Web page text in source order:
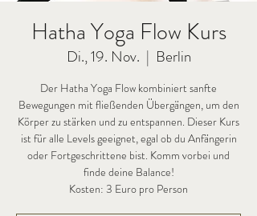
Hatha Yoga Flow Kurs
Di., 19. Nov.
  |
Berlin
Der Hatha Yoga Flow kombiniert sanfte
Bewegungen mit fließenden Übergängen, um den
Körper zu stärken und zu entspannen. Dieser Kurs
ist für alle Levels geeignet, egal ob du Anfängerin
oder Fortgeschrittene bist. Komm vorbei und
finde deine Balance!
Kosten: 3 Euro pro Person